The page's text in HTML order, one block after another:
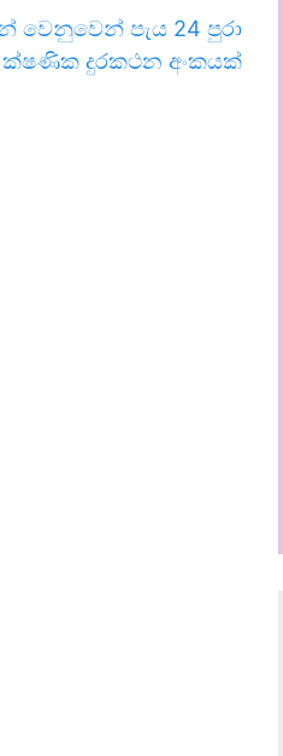
වෙනුවෙන් පැය 24 පුරා
ක්ෂණික දුරකථන අංකයක්